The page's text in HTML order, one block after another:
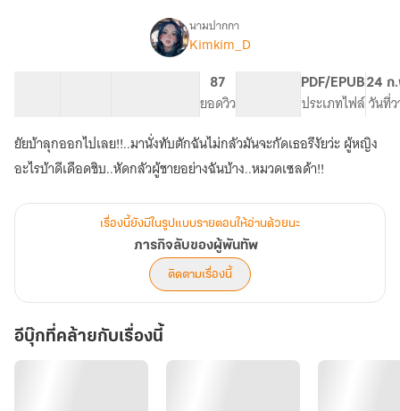
เรื่อง
ลับ
ของ
ผู้
พัน
ทัพ
นามปากกา
Kimkim_D
87
ยอดวิว
PDF/EPUB
ประเภทไฟล์
24 ก
วันที่
ยัยบ้าลุกออกไปเลย!!..มานั่งทับตักฉันไม่กลัวมันจะกัดเธอรึงัยว่ะ ผู้หญิง
เรื่องนี้ยังมีในรูปแบบรายตอนให้อ่านด้วยนะ
ภารกิจลับของผู้พันทัพ
ติดตามเรื่องนี้
อีบุ๊กที่คล้ายกับเรื่องนี้